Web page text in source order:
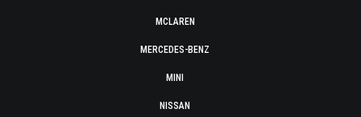
MCLAREN
MERCEDES-BENZ
MINI
NISSAN